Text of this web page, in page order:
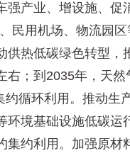
强产业、增设施、促
民用机场、物流园
供热低碳绿色转型
右；到2035年，天
环利用。推动生产
环境基础设施低碳
集约利用。加强原